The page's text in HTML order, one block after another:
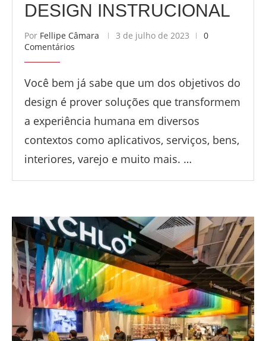
DESIGN INSTRUCIONAL
Por Fellipe Câmara 3 de julho de 2023
0
Comentários
Você bem já sabe que um dos objetivos do
design é prover soluções que transformem
a experiência humana em diversos
contextos como aplicativos, serviços, bens,
interiores, varejo e muito mais. …